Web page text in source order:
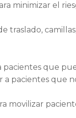
minimizar el
traslado,
pacientes que
a pacientes que
movilizar